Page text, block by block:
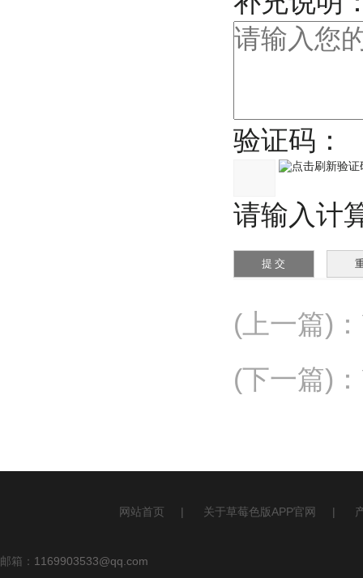
验证码：
请输入计算
(上一篇) ：
(下一篇) ：
网站首页 | 关于草莓色版APP官网 |
邮箱： 1169903533@qq.com